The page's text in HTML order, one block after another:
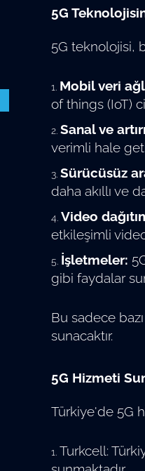
5G
5G teknolojisi,
Mobil veri
of things (IoT)
Sanal ve
verimli hale
Sürücüsüz
daha akıllı ve
Video
etkileşimli
İşletmeler:
gibi faydalar
Bu sadece
sunacaktır.
5G Hizmeti
Türkiye'de 5G
Turkcell: